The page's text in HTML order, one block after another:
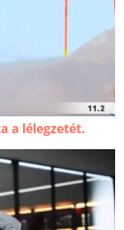
a lélegzetét.